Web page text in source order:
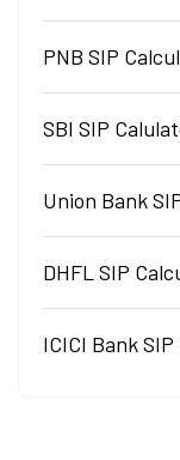
PNB SIP
SBI SIP
Union Bank
DHFL SIP
ICICI Bank